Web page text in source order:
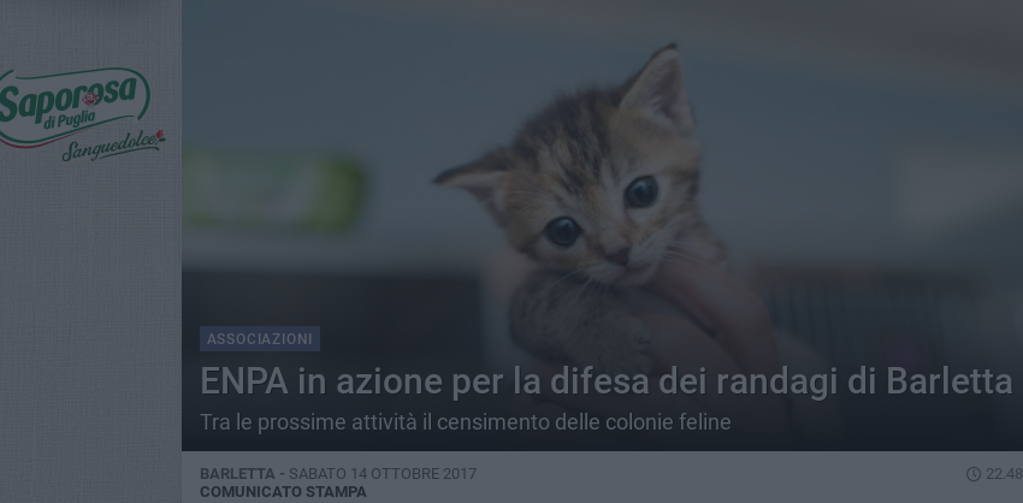
ASSOCIAZIONI
ENPA in azione per la difesa dei randagi di Barletta
Tra le prossime attività il censimento delle colonie feline
BARLETTA - SABATO 14 OTTOBRE 2017
22.48
COMUNICATO STAMPA